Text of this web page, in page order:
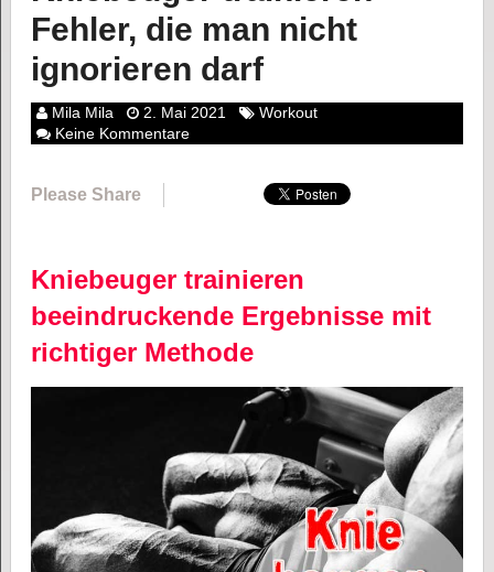
Fehler, die man nicht
ignorieren darf
Mila Mila 2. Mai 2021
Workout
Keine Kommentare
Please Share
Kniebeuger trainieren
beeindruckende Ergebnisse mit
richtiger Methode